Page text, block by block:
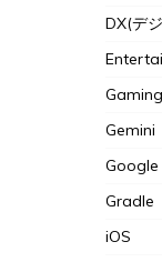
DX(デ
Gaming
Gemini
Gradle
iOS